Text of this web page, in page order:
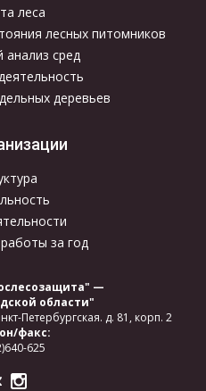
леса
лесных питомников
анализ сред
деревьев
за год
—
области"
Петербургская. д. 81, корп. 2
факс:
625